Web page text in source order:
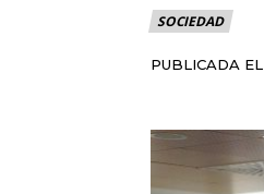
SOCIEDAD
PUBLICADA EL